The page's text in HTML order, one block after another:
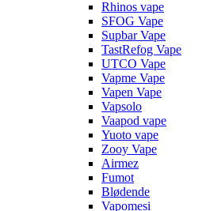
Rhinos vape
SFOG Vape
Supbar Vape
TastRefog Vape
UTCO Vape
Vapme Vape
Vapen Vape
Vapsolo
Vaapod vape
Yuoto vape
Zooy Vape
Airmez
Fumot
Blødende
Vapomesi